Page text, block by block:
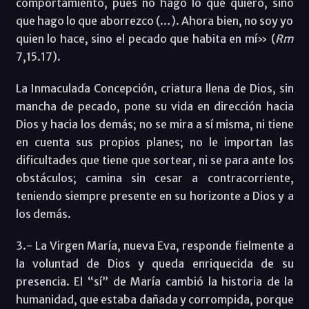
que hago lo que aborrezco (…). Ahora bien, no soy yo
quien lo hace, sino el pecado que habita en mí» (Rm
7,15.17).
La Inmaculada Concepción, criatura llena de Dios, sin
mancha de pecado, pone su vida en dirección hacia
Dios y hacia los demás; no se mira a sí misma, ni tiene
en cuenta sus propios planes; no le importan las
dificultades que tiene que sortear, ni se para ante los
obstáculos; camina sin cesar a contracorriente,
teniendo siempre presente en su horizonte a Dios y a
los demás.
3.- La Virgen María, nueva Eva, responde fielmente a
la voluntad de Dios y queda enriquecida de su
presencia. El “sí” de María cambió la historia de la
humanidad, que estaba dañada y corrompida, porque